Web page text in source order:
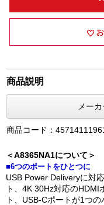
商品説明
メー
商品コード：
＜A8365NA1について＞
■6つのポートをひとつに
USB Power Deliveryに対
ト、4K 30Hz対応の
ト、USB-Cポートが1つ